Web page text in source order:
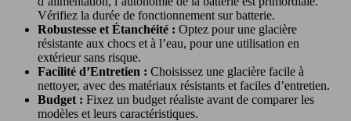
Vérifiez la durée de fonctionnement sur batterie.
Robustesse et Étanchéité : Optez pour une glacière
résistante aux chocs et à l’eau, pour une utilisation en
extérieur sans risque.
Facilité d’Entretien : Choisissez une glacière facile à
nettoyer, avec des matériaux résistants et faciles d’entretien.
Budget : Fixez un budget réaliste avant de comparer les
modèles et leurs caractéristiques.